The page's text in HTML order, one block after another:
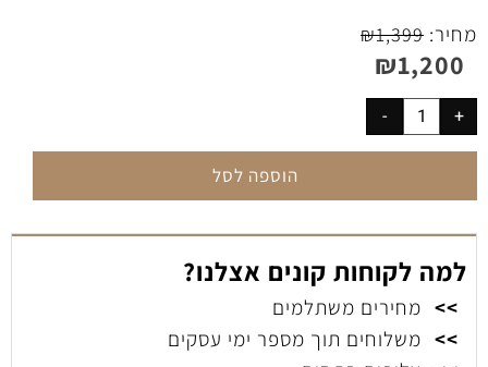
מחיר:
₪1,399
₪1,200
הוספה לסל
למה לקוחות קונים אצלנו?
>> מחירים משתלמים
>> משלוחים תוך מספר ימי עסקים